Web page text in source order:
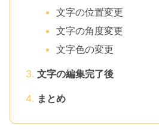
文字の位置変更
文字の角度変更
文字色の変更
文字の編集完了後
まとめ